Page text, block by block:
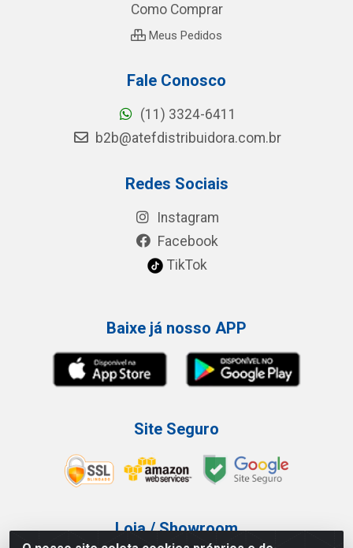
Como Comprar
Meus Pedidos
Fale Conosco
(11) 3324-6411
b2b@atefdistribuidora.com.br
Redes Sociais
Instagram
Facebook
TikTok
Baixe já nosso APP
Site Seguro
Loja / Showroom